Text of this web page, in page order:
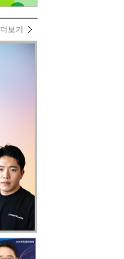
더보기